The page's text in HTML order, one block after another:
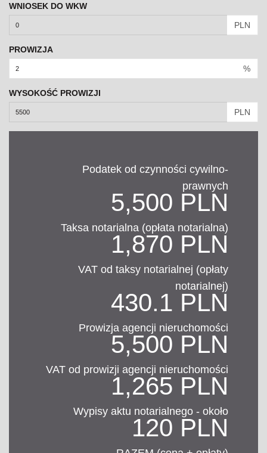
WNIOSEK DO WKW
PLN
PROWIZJA
%
WYSOKOŚĆ PROWIZJI
PLN
Podatek od czynności cywilno-
prawnych
5,500 PLN
Taksa notarialna (opłata notarialna)
1,870 PLN
VAT od taksy notarialnej (opłaty
notarialnej)
430.1 PLN
Prowizja agencji nieruchomości
5,500 PLN
VAT od prowizji agencji nieruchomości
1,265 PLN
Wypisy aktu notarialnego - około
120 PLN